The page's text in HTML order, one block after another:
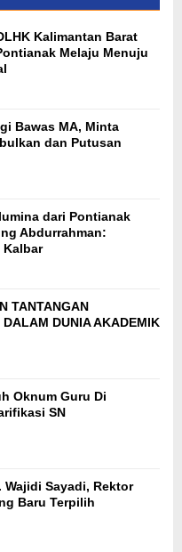
Kalimantan Barat
Melaju Menuju
Bawas MA, Minta
dan Putusan
dari Pontianak
Abdurrahman:
TANTANGAN
DUNIA AKADEMIK
Oknum Guru Di
SN
Wajidi Sayadi, Rektor
Baru Terpilih